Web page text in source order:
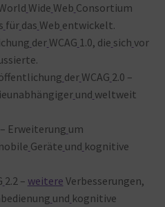
Wide Web Consortium
für das Web entwickelt.
der WCAG 1.0, die sich vor
der WCAG 2.0 –
und weltweit
– Erweiterung um
Geräte und kognitive
2.2 – weitere Verbesserungen,
und kognitive